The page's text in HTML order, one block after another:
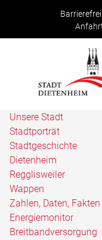
Unsere Stadt
Stadtporträt
Stadtgeschichte
Dietenheim
Regglisweiler
Wappen
Zahlen, Daten, Fakten
Energiemonitor
Breitbandversorgung